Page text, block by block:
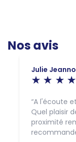
Nos avis
Julie
A l'écoute
Quel plaisir
proximité